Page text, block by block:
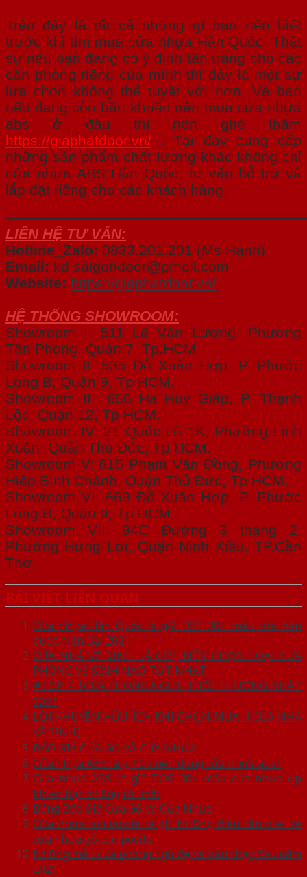
Trên đây là tất cả những gì bạn nên biết
trước khi tìm mua cửa nhựa Hàn Quốc. Thật
sự nếu bạn đang có ý định tân trang cho các
căn phòng riêng của mình thì đây là một sự
lựa chọn không thể tuyệt vời hơn. Và bạn
nếu đang còn băn khoăn nên mua cửa nhựa
abs ở đâu thì nên ghé thăm
https://giaphatdoor.vn/
. Tại đây cung cấp
những sản phẩm chất lượng khác không chỉ
cửa nhựa ABS Hàn Quốc, tư vấn hỗ trợ và
lắp đặt riêng cho các khách hàng.
LIÊN HỆ TƯ VẤN:
Hotline_Zalo: 0833.201.201 (Ms.Hạnh)
Email: kd.saigondoor@gmail.com
Website: https://giaphatdoor.vn/
HỆ THỐNG SHOWROOM:
Showroom I: 511 Lê Văn Lương, Phường
Tân Phong, Quận 7, Tp.HCM
Showroom II: 535 Đỗ Xuân Hợp, P. Phước
Long B, Quận 9, Tp HCM.
Showroom III: 656 Hà Huy Giáp, P. Thạnh
Lộc, Quận 12, Tp HCM.
Showroom IV: 21 Quốc Lộ 1K, Phường Linh
Xuân, Quận Thủ Đức, Tp HCM.
Showroom V: 615 Phạm Văn Đồng, Phường
Hiệp Bình Chánh, Quận Thủ Đức, Tp HCM.
Showroom VI: 669 Đỗ Xuân Hợp, P. Phước
Long B, Quận 9, Tp HCM.
Showroom VII: 94C Đường 3 tháng 2,
Phường Hưng Lợi, Quận Ninh Kiều, TP.Cần
Thơ.
BÀI VIẾT LIÊN QUAN
Cửa nhựa Hàn Quốc là gì? TOP 30+ mẫu cửa hàn
quốc hiện đại 2021
CỬA NHÀ VỆ SINH LÀ GÌ?| NÊN CHỌN LOẠI CỬA
PHÒNG VỆ SINH NÀO TỐT NHẤT
#TOP 7【CỬA PHÒNG NGỦ】THỜI THƯỢNG NHẤT
2021
LỜI KHUYÊN HỮU ÍCH KHI CHỌN MUA【CỬA NHÀ
VỆ SINH】
BÁO GIÁ CỬA GỖ VÀ CỬA NHỰA
Cửa nhựa ABS là gì? Có nên dùng cửa nhựa abs?
Cửa nhựa ABS là gì? TOP 30+ mẫu cửa nhựa đẹp
khiến bạn không rời mắt
Bảng Báo Giá Cửa Gỗ và Cửa Nhựa
Cửa nhựa composite là gì? Những điều cần biết về
cửa nhựa gỗ composite
Những mẫu cửa phòng ngủ đẹp và bán chạy đầu năm
2021